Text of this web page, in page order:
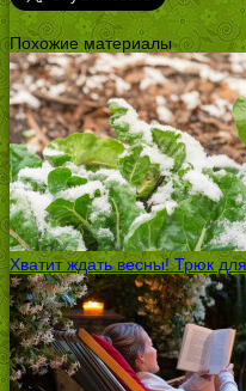
Похожие материалы
Хватит ждать весны! Трюк